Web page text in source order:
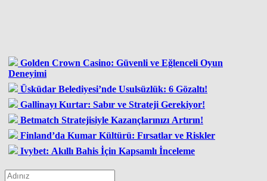
Golden Crown Casino: Güvenli ve Eğlenceli Oyun
Deneyimi
Üsküdar Belediyesi’nde Usulsüzlük: 6 Gözaltı!
Gallinayı Kurtar: Sabır ve Strateji Gerekiyor!
Betmatch Stratejisiyle Kazançlarınızı Artırın!
Finland’da Kumar Kültürü: Fırsatlar ve Riskler
Ivybet: Akıllı Bahis İçin Kapsamlı İnceleme